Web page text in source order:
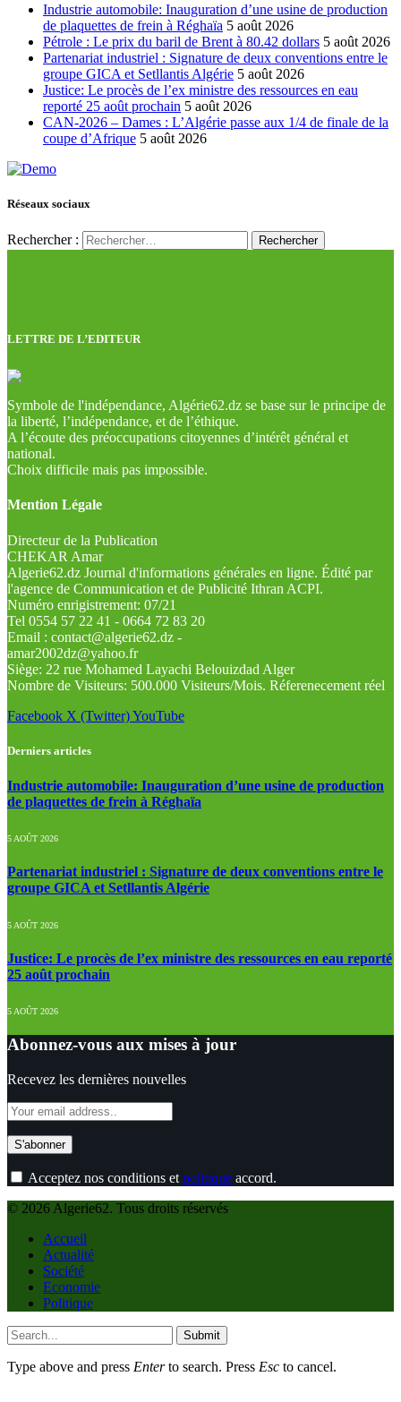
Industrie automobile: Inauguration d’une usine de production
de plaquettes de frein à Réghaïa 5 août 2026
Pétrole : Le prix du baril de Brent à 80.42 dollars 5 août 2026
Partenariat industriel : Signature de deux conventions entre le
groupe GICA et Setllantis Algérie 5 août 2026
Justice: Le procès de l’ex ministre des ressources en eau
reporté 25 août prochain 5 août 2026
CAN-2026 – Dames : L’Algérie passe aux 1/4 de finale de la
coupe d’Afrique 5 août 2026
Réseaux sociaux
Rechercher :
LETTRE DE L’EDITEUR
Symbole de l'indépendance, Algérie62.dz se base sur le principe de
la liberté, l’indépendance, et de l’éthique.
A l’écoute des préoccupations citoyennes d’intérêt général et
national.
Choix difficile mais pas impossible.
Mention Légale
Directeur de la Publication
CHEKAR Amar
Algerie62.dz Journal d'informations générales en ligne. Édité par
l'agence de Communication et de Publicité Ithran ACPI.
Numéro enrigistrement: 07/21
Tel 0554 57 22 41 - 0664 72 83 20
Email : contact@algerie62.dz -
amar2002dz@yahoo.fr
Siège: 22 rue Mohamed Layachi Belouizdad Alger
Nombre de Visiteurs: 500.000 Visiteurs/Mois. Réferenecement réel
Facebook X (Twitter)YouTube
Derniers articles
Industrie automobile: Inauguration d’une usine de production
de plaquettes de frein à Réghaïa
5 AOÛT 2026
Partenariat industriel : Signature de deux conventions entre le
groupe GICA et Setllantis Algérie
5 AOÛT 2026
Justice: Le procès de l’ex ministre des ressources en eau reporté
25 août prochain
5 AOÛT 2026
Abonnez-vous aux mises à jour
Recevez les dernières nouvelles
Acceptez nos conditions et politique accord.
© 2026 Algerie62. Tous droits réservés
Accueil
Actualité
Société
Economie
Politique
Submit
Type above and press Enterto search. Press Esc to cancel.